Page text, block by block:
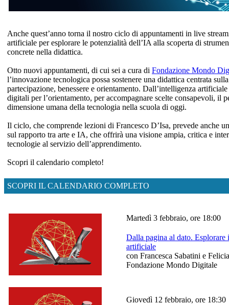
Anche quest’anno torna il nostro ciclo di appuntamenti in live
artificiale per esplorare le potenzialità dell’IA alla scoperta di
concrete nella didattica.
Otto nuovi appuntamenti, di cui sei a cura di Fondazione Mondo
l’innovazione tecnologica possa sostenere una didattica centrata
partecipazione, benessere e orientamento. Dall’intelligenza
digitali per l’orientamento, per accompagnare scelte consapevoli, il
dimensione umana della tecnologia nella scuola di oggi.
Il ciclo, che comprende lezioni di Francesco D’Isa, prevede anche
sul rapporto tra arte e IA, che offrirà una visione ampia, critica e
tecnologie al servizio dell’apprendimento.
Scopri il calendario completo!
SCOPRI IL CALENDARIO COMPLETO
Martedì 3 febbraio, ore 18:00
Dalla pagina al dato. Esplorare
artificiale
con Francesca Sabatini e
Fondazione Mondo Digitale
Giovedì 12 febbraio, ore 18:30